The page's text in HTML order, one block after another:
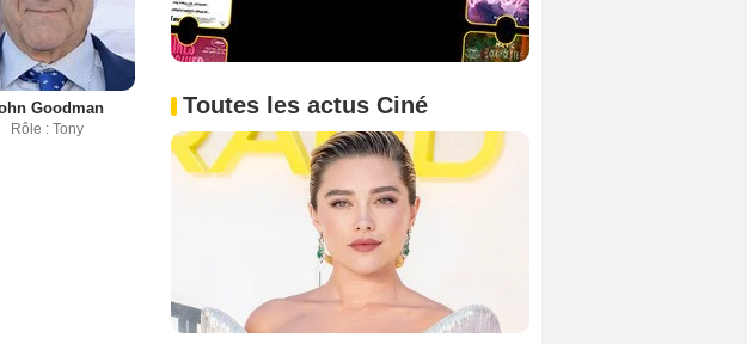
Goodman
Rôle : Tony
Toutes les actus Ciné